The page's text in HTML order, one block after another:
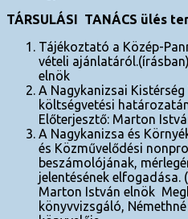
TÁRSULÁSI TANÁCS ülés
Tájékoztató a Közép-
vételi
elnök
A Nagykanizsai
költségvetési
Előterjesztő: Marton
A Nagykanizsa és
és Közművelődési
beszámolójának,
jelentésének elfogadása.
Marton István elnök
könyvvizsgáló,